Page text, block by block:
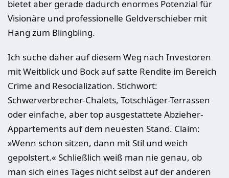
bietet aber gerade dadurch enormes Potenzial für
Visionäre und professionelle Geldverschieber mit
Hang zum Blingbling.
Ich suche daher auf diesem Weg nach Investoren
mit Weitblick und Bock auf satte Rendite im Bereich
Crime and Resocialization. Stichwort:
Schwerverbrecher-Chalets, Totschläger-Terrassen
oder einfache, aber top ausgestattete Abzieher-
Appartements auf dem neuesten Stand. Claim:
»Wenn schon sitzen, dann mit Stil und weich
gepolstert.« Schließlich weiß man nie genau, ob
man sich eines Tages nicht selbst auf der anderen